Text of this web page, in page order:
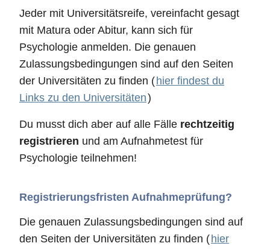
Jeder mit Universitätsreife, vereinfacht gesagt
mit Matura oder Abitur, kann sich für
Psychologie anmelden. Die genauen
Zulassungsbedingungen sind auf den Seiten
der Universitäten zu finden ( hier findest du
Links zu den Universitäten)
Du musst dich aber auf alle Fälle rechtzeitig
registrieren und am Aufnahmetest für
Psychologie teilnehmen!
Registrierungsfristen Aufnahmeprüfung?
Die genauen Zulassungsbedingungen sind auf
den Seiten der Universitäten zu finden ( hier